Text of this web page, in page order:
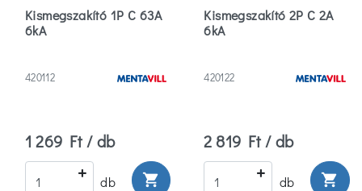
Kismegszakító 1P C 63A
6kA
420112
1 269 Ft / db
db shopping_cart
Kismegszakító 2P C 2A
6kA
420122
2 819 Ft / db
db shopping_cart